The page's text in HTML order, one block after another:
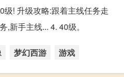
! 升级攻略:跟着主线任务走
,新手主线... 4. 40级。
梦幻西游 游戏